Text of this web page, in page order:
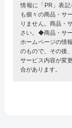
情報に「PR」表
も個々の商品・サ
りません。商品・
さい。◆商品・サ
ホームページの情
のもので、その後
サービス内容が変
合があります。